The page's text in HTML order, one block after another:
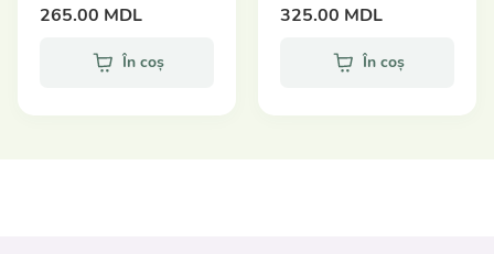
265.00 MDL
În coș
325.00 MDL
În coș